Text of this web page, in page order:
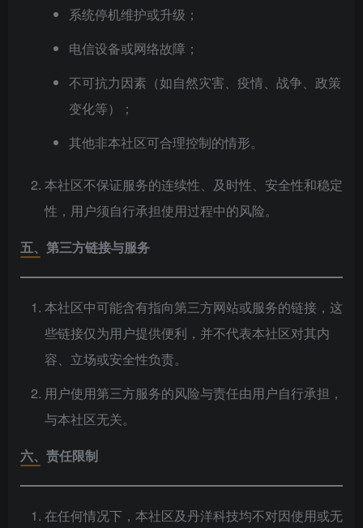
系统停机维护或升级；
电信设备或网络故障；
不可抗力因素（如自然灾害、疫情、战争、政策
变化等）；
其他非本社区可合理控制的情形。
本社区不保证服务的连续性、及时性、安全性和稳定
性，用户须自行承担使用过程中的风险。
五、第三方链接与服务
本社区中可能含有指向第三方网站或服务的链接，这
些链接仅为用户提供便利，并不代表本社区对其内
容、立场或安全性负责。
用户使用第三方服务的风险与责任由用户自行承担，
与本社区无关。
六、责任限制
在任何情况下，本社区及丹洋科技均不对因使用或无